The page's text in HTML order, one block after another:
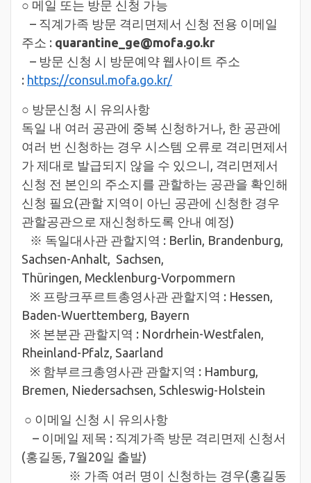
○ 메일 또는 방문 신청 가능
– 직계가족 방문 격리면제서 신청 전용 이메일
주소 : quarantine_ge@mofa.go.kr
– 방문 신청 시 방문예약 웹사이트 주소
: https://consul.mofa.go.kr/
○ 방문신청 시 유의사항
독일 내 여러 공관에 중복 신청하거나, 한 공관에
여러 번 신청하는 경우 시스템 오류로 격리면제서
가 제대로 발급되지 않을 수 있으니, 격리면제서
신청 전 본인의 주소지를 관할하는 공관을 확인해
신청 필요(관할 지역이 아닌 공관에 신청한 경우
관할공관으로 재신청하도록 안내 예정)
※ 독일대사관 관할지역 : Berlin, Brandenburg,
Sachsen-Anhalt, Sachsen,
Thüringen, Mecklenburg-Vorpommern
※ 프랑크푸르트총영사관 관할지역 : Hessen,
Baden-Wuerttemberg, Bayern
※ 본분관 관할지역 : Nordrhein-Westfalen,
Rheinland-Pfalz, Saarland
※ 함부르크총영사관 관할지역 : Hamburg,
Bremen, Niedersachsen, Schleswig-Holstein
○ 이메일 신청 시 유의사항
– 이메일 제목 : 직계가족 방문 격리면제 신청서
(홍길동, 7월20일 출발)
※ 가족 여러 명이 신청하는 경우(홍길동